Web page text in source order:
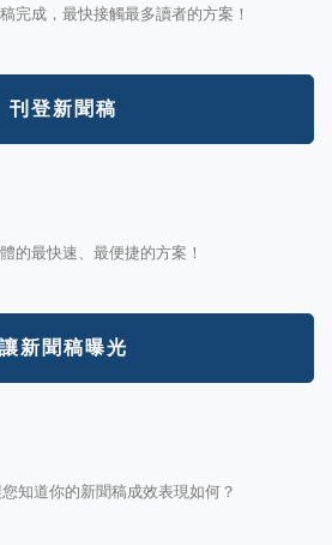
完成，最快接觸最多讀者的方案！
刊登新聞稿
的最快速、最便捷的方案！
讓新聞稿曝光
知道你的新聞稿成效表現如何？